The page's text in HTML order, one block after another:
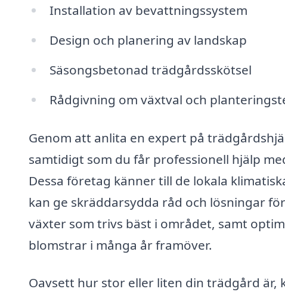
Installation av bevattningssystem
Design och planering av landskap
Säsongsbetonad trädgårdsskötsel
Rådgivning om växtval och
Genom att anlita en expert på
samtidigt som du får professionell hjälp
Dessa företag känner till de lokala
kan ge skräddarsydda råd och lösningar
växter som trivs bäst i området, samt
blomstrar i många år framöver.
Oavsett hur stor eller liten din trädgård är,